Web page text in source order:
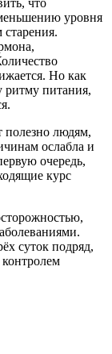
что
уровня
Но как
ритму питания,
полезно людям,
ослабла и
очередь,
курс
суток подряд,